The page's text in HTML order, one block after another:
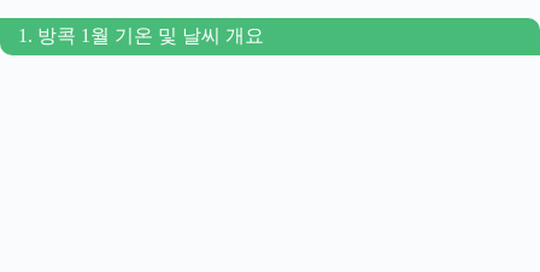
1. 방콕 1월 기온 및 날씨 개요